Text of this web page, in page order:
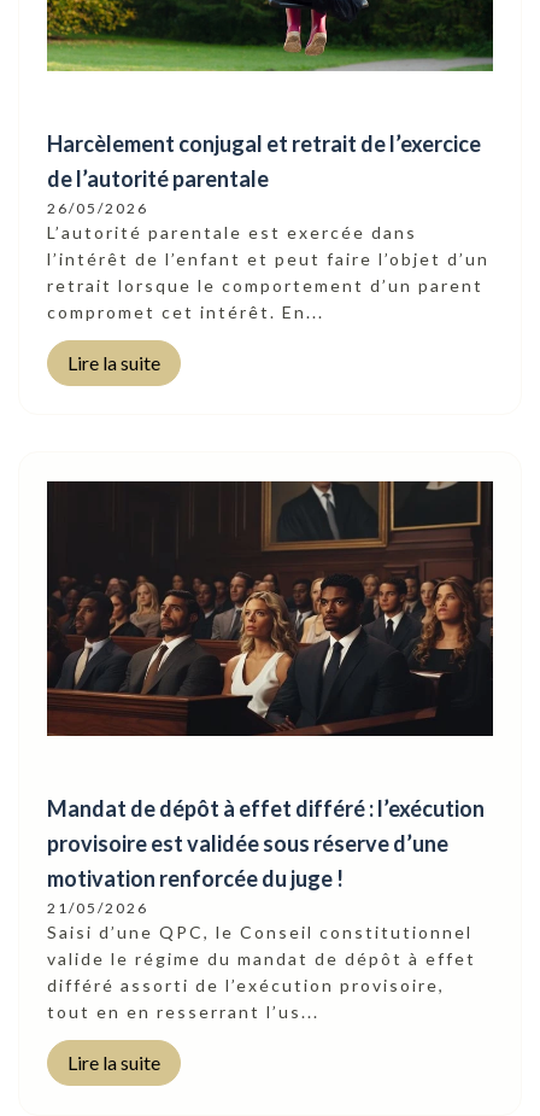
Harcèlement conjugal et retrait de l’exercice
de l’autorité parentale
26/05/2026
L’autorité parentale est exercée dans
l’intérêt de l’enfant et peut faire l’objet d’un
retrait lorsque le comportement d’un parent
compromet cet intérêt. En...
Lire la suite
Mandat de dépôt à effet différé : l’exécution
provisoire est validée sous réserve d’une
motivation renforcée du juge !
21/05/2026
Saisi d’une QPC, le Conseil constitutionnel
valide le régime du mandat de dépôt à effet
différé assorti de l’exécution provisoire,
tout en en resserrant l’us...
Lire la suite